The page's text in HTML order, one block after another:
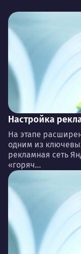
Настройка
На этапе
одним из
рекламная сеть
«горяч...